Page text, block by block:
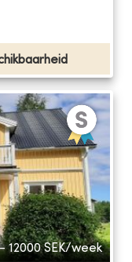
12000 SEK/week